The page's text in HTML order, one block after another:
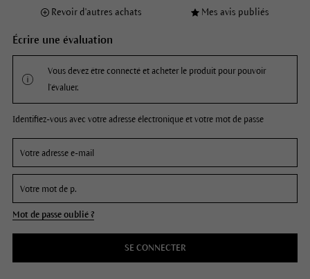
Revoir d'autres achats Mes avis publiés
Écrire une évaluation
Vous devez être connecté et acheter le produit pour pouvoir
l'évaluer.
Identifiez-vous avec votre adresse électronique et votre mot de passe
Mot de passe oublié ?
SE CONNECTER